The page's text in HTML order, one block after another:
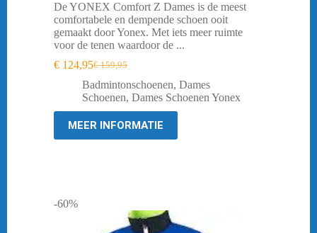
De YONEX Comfort Z Dames is de meest
comfortabele en dempende schoen ooit
gemaakt door Yonex. Met iets meer ruimte
voor de tenen waardoor de ...
€159,95
Oorspronkelijke
prijs
was:
€ 159,95.
€ 124,95Huidige
prijs
is:
€ 124,95.
Badmintonschoenen, Dames
Schoenen, Dames Schoenen Yonex
MEER INFORMATIE
-60%